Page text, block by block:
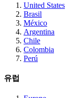
United States
Brasil
México
Argentina
Chile
Colombia
Perú
유럽